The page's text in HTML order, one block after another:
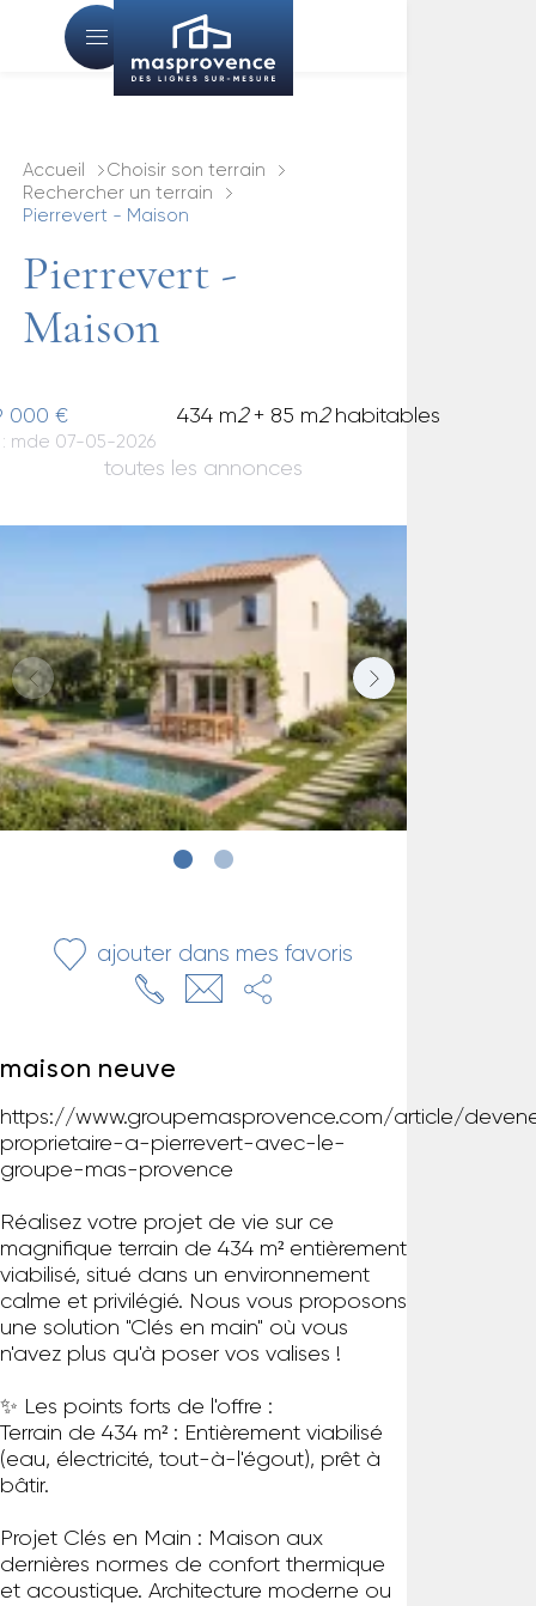
Accueil
Choisir son terrain
Rechercher un terrain
Pierrevert - Maison
Pierrevert -
Maison
000 € 434 m2+ 85 m2habitables
: mde 07-05-2026
toutes les annonces
ajouter dans mes favoris
maison neuve
https://www.groupemasprovence.com/article/
proprietaire-a-pierrevert-avec-le-
groupe-mas-provence
Réalisez votre projet de vie sur ce
magnifique terrain de 434 m² entièrement
viabilisé, situé dans un environnement
calme et privilégié. Nous vous proposons
une solution "Clés en main" où vous
n'avez plus qu'à poser vos valises !
✨ Les points forts de l'offre :
Terrain de 434 m² : Entièrement viabilisé
(eau, électricité, tout-à-l'égout), prêt à
bâtir.
Projet Clés en Main : Maison aux
dernières normes de confort thermique
et acoustique. Architecture moderne ou